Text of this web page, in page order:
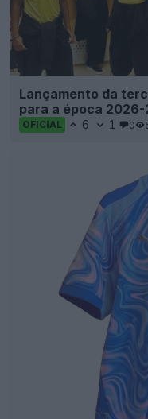
Lançamento da
para a época 2026-
OFICIAL 6 1 0